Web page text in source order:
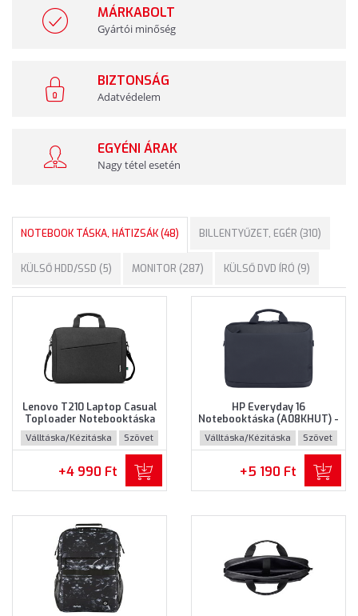
MÁRKABOLT
Gyártói minőség
BIZTONSÁG
Adatvédelem
EGYÉNI ÁRAK
Nagy tétel esetén
NOTEBOOK TÁSKA, HÁTIZSÁK (48) BILLENTYŰZET, EGÉR (310)
KÜLSŐ HDD/SSD (5) MONITOR (287) KÜLSŐ DVD ÍRÓ (9)
Lenovo T210 Laptop Casual
Toploader Notebooktáska
(GX41L83769) - Maximum
15.6" méretű notebookokhoz
- Fekete színben
Válltáska/Kézitáska Szövet
+4 990 Ft
HP Everyday 16
Notebooktáska (A08KHUT) -
Maximum 16" méretű
notebookokhoz - Szürke
színben
Válltáska/Kézitáska Szövet
+5 190 Ft